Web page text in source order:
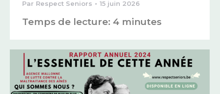
Par Respect Seniors 15 juin 2026
Temps de lecture: 4 minutes